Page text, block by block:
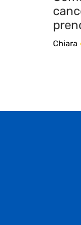
Chiara